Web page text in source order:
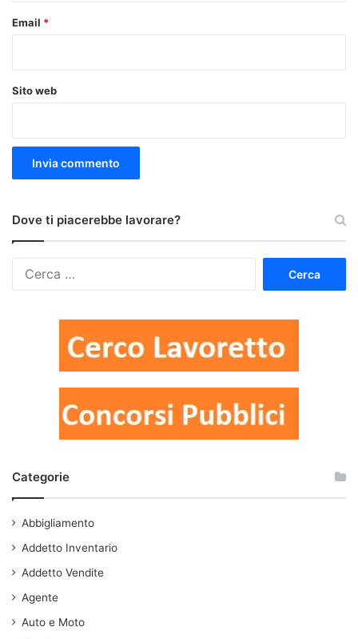
Email *
Sito web
Dove ti piacerebbe lavorare?
Categorie
Abbigliamento
Addetto Inventario
Addetto Vendite
Agente
Auto e Moto